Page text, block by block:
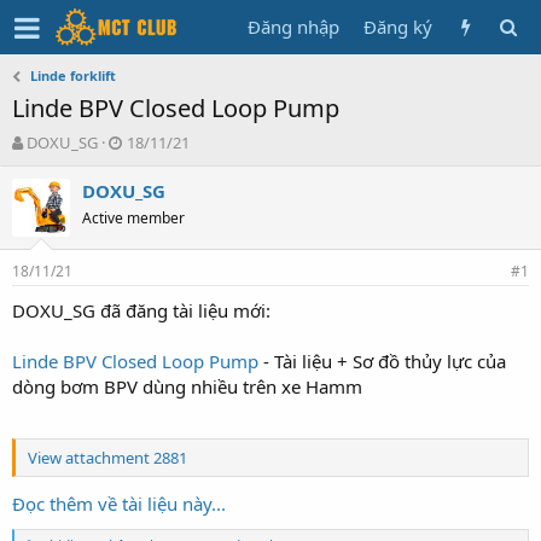
Đăng nhập Đăng ký
Linde forklift
Linde BPV Closed Loop Pump
T
r
e
d
s
a
t
e
DOXU_SG
N
à
g
ử
18/11/21
DOXU_SG
Active member
18/11/21 #1
DOXU_SG đã đăng tài liệu mới:
Linde BPV Closed Loop Pump - Tài liệu + Sơ đồ thủy lực của
dòng bơm BPV dùng nhiều trên xe Hamm
View attachment 2881
Đọc thêm về tài liệu này...